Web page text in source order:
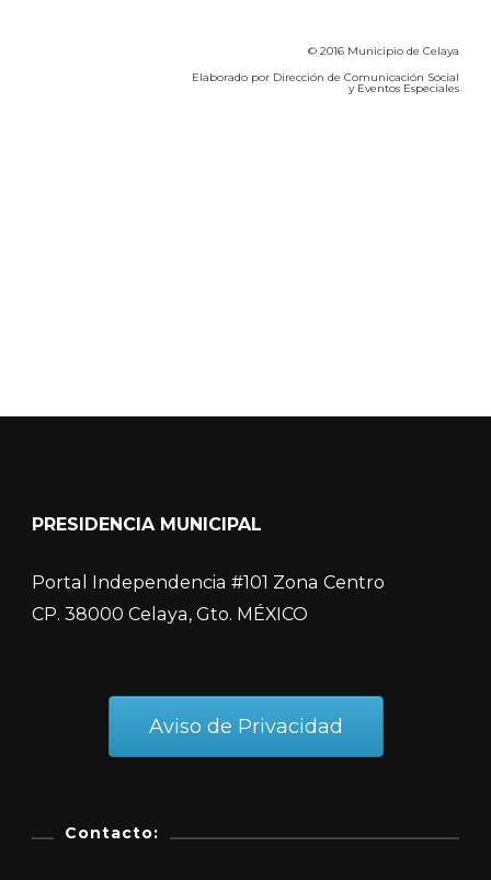
© 2016 Municipio de Celaya
Elaborado por Dirección de Comunicación Social
y Eventos Especiales
PRESIDENCIA MUNICIPAL
Portal Independencia #101 Zona Centro
CP. 38000 Celaya, Gto. MÉXICO
Aviso de Privacidad
Contacto: